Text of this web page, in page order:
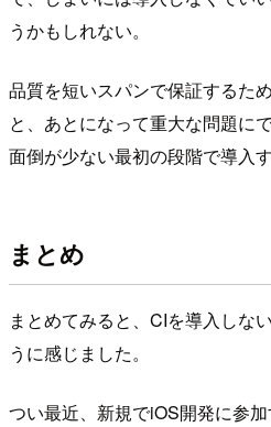
うかもしれない。
品質を短いスパンで保証するた
と、あとになって重大な問題に
面倒が少ない最初の段階で導入
まとめ
まとめてみると、CIを導入しな
うに感じました。
つい最近、新規でiOS開発に参